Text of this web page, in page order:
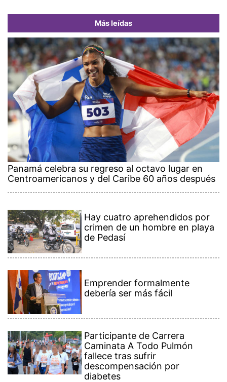
Más leídas
Panamá celebra su regreso al octavo lugar en
Centroamericanos y del Caribe 60 años después
Hay cuatro aprehendidos por
crimen de un hombre en playa
de Pedasí
Emprender formalmente
debería ser más fácil
Participante de Carrera
Caminata A Todo Pulmón
fallece tras sufrir
descompensación por
diabetes